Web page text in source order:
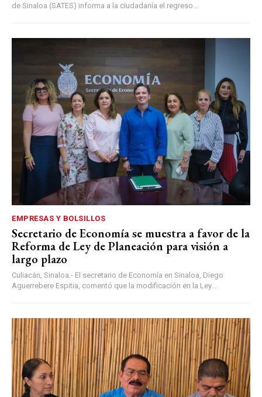
de Sinaloa (SATES) informa a la ciudadanía el regreso...
EMPRESAS Y BOLSILLOS
Secretario de Economía se muestra a favor de la
Reforma de Ley de Planeación para visión a
largo plazo
Culiacán, Sinaloa.- El secretario de Economía en Sinaloa, Diego
Aguerrebere Espitia, comentó que la modificación en la Ley...